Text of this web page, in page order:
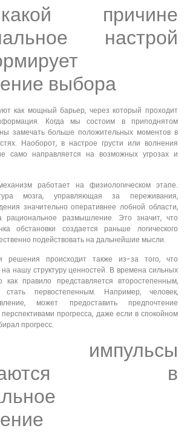
причине
настрой
выбора
как мощный барьер, через который проходит
Когда мы состоим в приподнятом
замечать больше положительных моментов в
Наоборот, в настрое грусти или волнения
само направляется на возможных угрозах и
работает на физиологическом этапе.
мозга, управляющая за переживания,
значительно оперативнее лобной области,
рациональное размышление. Это значит, что
обстановки создается раньше логического
подействовать на дальнейшие мысли.
решения происходит также из-за того, что
нашу структуру ценностей. В времена сильных
как правило представляется второстепенным,
первостепенным. Например, человек,
может предоставить предпочтение
прогресса, даже если в спокойном
прогресс.
в